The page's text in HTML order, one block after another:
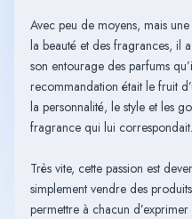
Avec peu de moyens, mais
la beauté et des fragrances, il
son entourage des parfums
recommandation était le fruit
la personnalité, le style et les
fragrance qui lui correspondait.
Très vite, cette passion est
simplement vendre des
permettre à chacun